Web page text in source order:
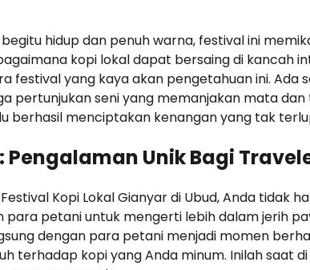
hidup dan penuh warna, festival ini
kopi lokal dapat bersaing di kancah
festival yang kaya akan pengetahuan ini. Ada
pertunjukan seni yang memanjakan mata
berhasil menciptakan kenangan yang tak
Pengalaman Unik Bagi
Kopi Lokal Gianyar di Ubud, Anda tidak
para petani untuk mengerti lebih dalam jerih
dengan para petani menjadi momen
terhadap kopi yang Anda minum. Inilah saat